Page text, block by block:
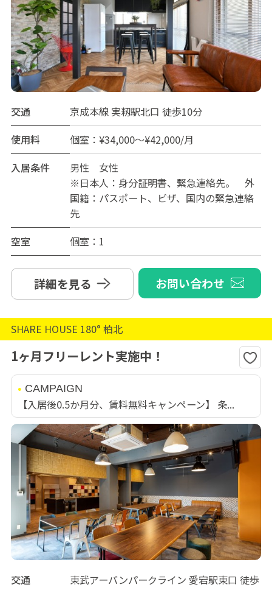
交通
京成本線 実籾駅北口 徒歩10分
使用料
個室：¥34,000～¥42,000/月
入居条件
男性 女性
※日本人：身分証明書、緊急連絡先。 外
国籍：パスポート、ビザ、国内の緊急連絡
先
空室
個室：1
詳細を見る お問い合わせ
SHARE HOUSE 180° 柏北
1ヶ月フリーレント実施中！
CAMPAIGN
【入居後0.5か月分、賃料無料キャンペーン】 条...
交通
東武アーバンパークライン 愛宕駅東口 徒歩